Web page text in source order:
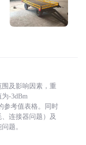
及影响因素，重
-3dBm
参考值表格。同时
连接器问题）及
题。